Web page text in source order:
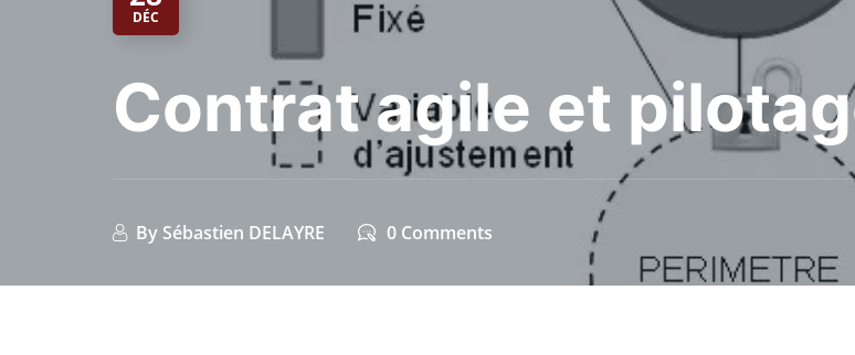
DÉC
Contrat agile et
By Sébastien DELAYRE 0 Comments